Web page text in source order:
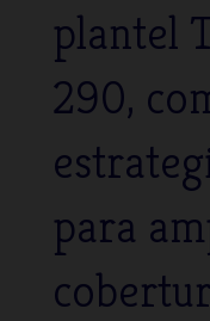
plantel
290,
para